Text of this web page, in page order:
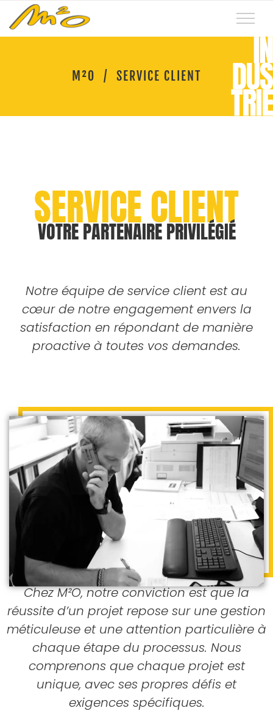
M²O / SERVICE CLIENT
SERVICE CLIENT
VOTRE PARTENAIRE PRIVILÉGIÉ
Notre équipe de service client est au
cœur de notre engagement envers la
satisfaction en répondant de manière
proactive à toutes vos demandes.
Chez M²O, notre conviction est que la
réussite d’un projet repose sur une gestion
méticuleuse et une attention particulière à
chaque étape du processus. Nous
comprenons que chaque projet est
unique, avec ses propres défis et
exigences spécifiques.